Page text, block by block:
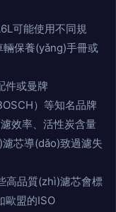
可能使用不同規
保養(yǎng)手冊或
件或曼牌
）等知名品牌
效率、活性炭含量
芯導(dǎo)致過濾失
高品質(zhì)濾芯會標
歐盟的ISO